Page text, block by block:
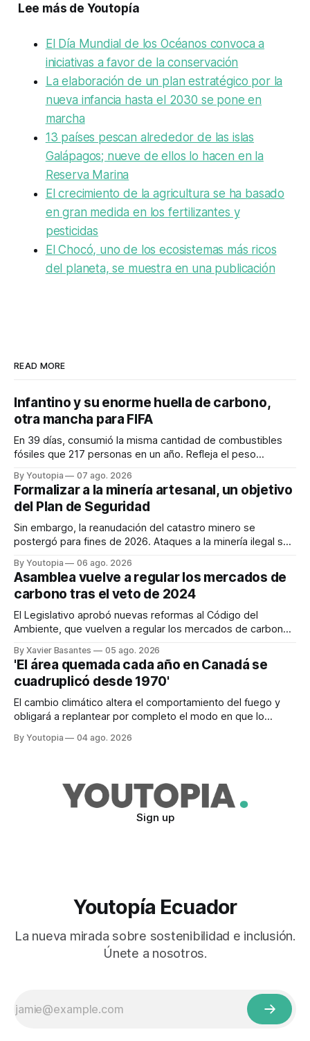
Lee más de Youtopía
El Día Mundial de los Océanos convoca a
iniciativas a favor de la conservación
La elaboración de un plan estratégico por la
nueva infancia hasta el 2030 se pone en
marcha
13 países pescan alrededor de las islas
Galápagos; nueve de ellos lo hacen en la
Reserva Marina
El crecimiento de la agricultura se ha basado
en gran medida en los fertilizantes y
pesticidas
El Chocó, uno de los ecosistemas más ricos
del planeta, se muestra en una publicación
READ MORE
Infantino y su enorme huella de carbono,
otra mancha para FIFA
En 39 días, consumió la misma cantidad de combustibles
fósiles que 217 personas en un año. Refleja el peso
By Youtopia 07 ago. 2026
Formalizar a la minería artesanal, un objetivo
del Plan de Seguridad
Sin embargo, la reanudación del catastro minero se
postergó para fines de 2026. Ataques a la minería ilegal se
By Youtopia 06 ago. 2026
Asamblea vuelve a regular los mercados de
carbono tras el veto de 2024
El Legislativo aprobó nuevas reformas al Código del
Ambiente, que vuelven a regular los mercados de carbono,
By Xavier Basantes 05 ago. 2026
'El área quemada cada año en Canadá se
cuadruplicó desde 1970'
El cambio climático altera el comportamiento del fuego y
obligará a replantear por completo el modo en que lo
By Youtopia 04 ago. 2026
Sign up
Youtopía Ecuador
La nueva mirada sobre sostenibilidad e inclusión.
Únete a nosotros.